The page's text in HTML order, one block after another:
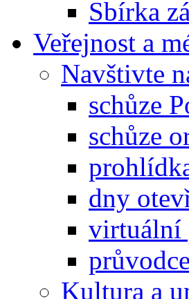
Sbírka
Veřejnost a
Navštivte
schůze
schůze
dny
virtuální
Kultura a